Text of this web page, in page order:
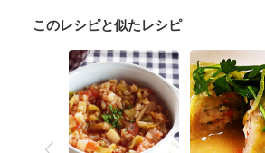
産後（母乳）
産後（混合栄養）
このレシピと似たレシピ